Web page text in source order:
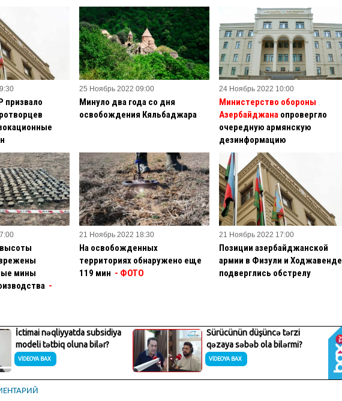
призвало
25 Ноябрь 2022 09:00
Минуло два года со дня
освобождения Кяльбаджара
24 Ноябрь 2022 10:00
Министерство обороны
Азербайджана опровергло
очередную армянскую
дезинформацию
мины
-
21 Ноябрь 2022 18:30
На освобожденных
территориях обнаружено еще
119 мин - ФОТО
21 Ноябрь 2022 17:00
Позиции азербайджанской
армии в Физули и Ходжавенде
подверглись обстрелу